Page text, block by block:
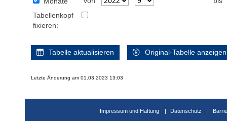
Tabellenkopf
fixieren:
Tabelle aktualisieren Original-Tabelle anzeigen
Letzte Änderung am 01.03.2023 13:03
Impressum und Haftung Datenschutz